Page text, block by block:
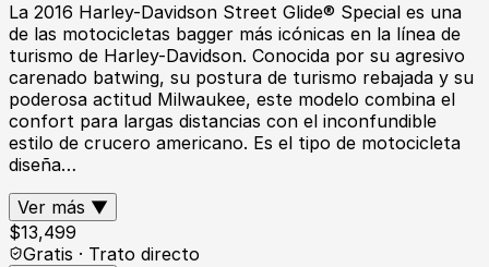
La 2016 Harley-Davidson Street Glide® Special es una
de las motocicletas bagger más icónicas en la línea de
turismo de Harley-Davidson. Conocida por su agresivo
carenado batwing, su postura de turismo rebajada y su
poderosa actitud Milwaukee, este modelo combina el
confort para largas distancias con el inconfundible
estilo de crucero americano. Es el tipo de motocicleta
diseña…
Ver más ▼
$13,499
Gratis · Trato directo